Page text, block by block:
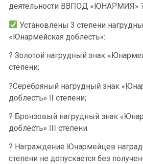
деятельности ВВПОД «ЮНАРМИЯ»
Установлены 3 степени
«Юнармейская доблесть»:
? Золотой нагрудный знак
степени;
?Серебряный нагрудный знак
доблесть» II степени;
? Бронзовый нагрудный знак
доблесть» III степени.
? Награждение Юнармейцев
степени не допускается без